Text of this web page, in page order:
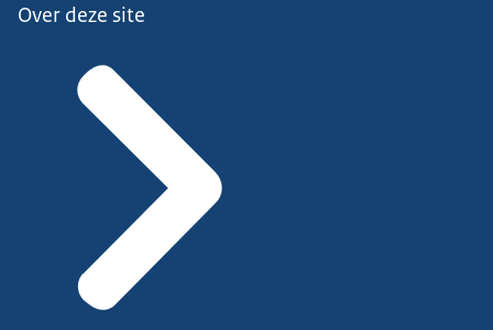
Over deze site